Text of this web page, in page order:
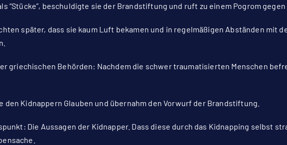
“Stücke”, beschuldigte sie der Brandstiftung und ruft zu einem Pogrom
später, dass sie kaum Luft bekamen und in regelmäßigen Abständen mit
griechischen Behörden: Nachdem die schwer traumatisierten Menschen
den Kidnappern Glauben und übernahm den Vorwurf der Brandstiftung.
Die Aussagen der Kidnapper. Dass diese durch das Kidnapping selbst